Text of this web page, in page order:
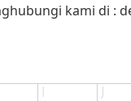
kami di :